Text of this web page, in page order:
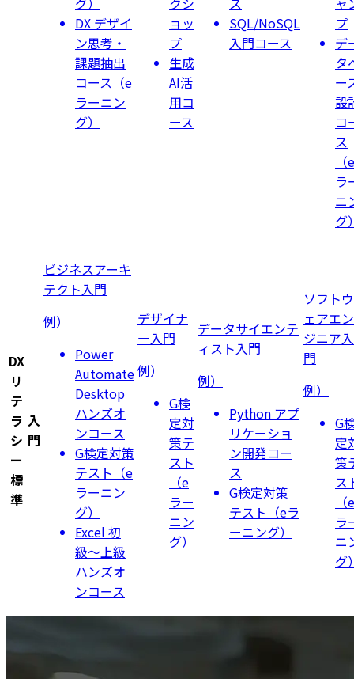
DX デザイ
ン思考・
課題抽出
コース（e
ラーニン
グ）
ョッ
プ
生成
AI活
用コ
ース
SQL/NoSQL
入門コース
プ
デ
タ
ー
設
コ
ス
（e
ラ
ニ
グ
DX
リ
テ
ラ
シ
ー
標
準
入
門
ビジネスアーキ
テクト入門
例）
Power
Automate
Desktop
ハンズオ
ンコース
G検定対策
テスト（e
ラーニン
グ）
Excel 初
級〜上級
ハンズオ
ンコース
デザイナ
ー入門
例）
G検
定対
策テ
スト
（e
ラー
ニン
グ）
データサイエンテ
ィスト入門
例）
Python アプ
リケーショ
ン開発コー
ス
G検定対策
テスト（eラ
ーニング）
ソフトウ
ェアエン
ジニア入
門
例）
G
定
策
ス
（e
ラ
ニ
グ